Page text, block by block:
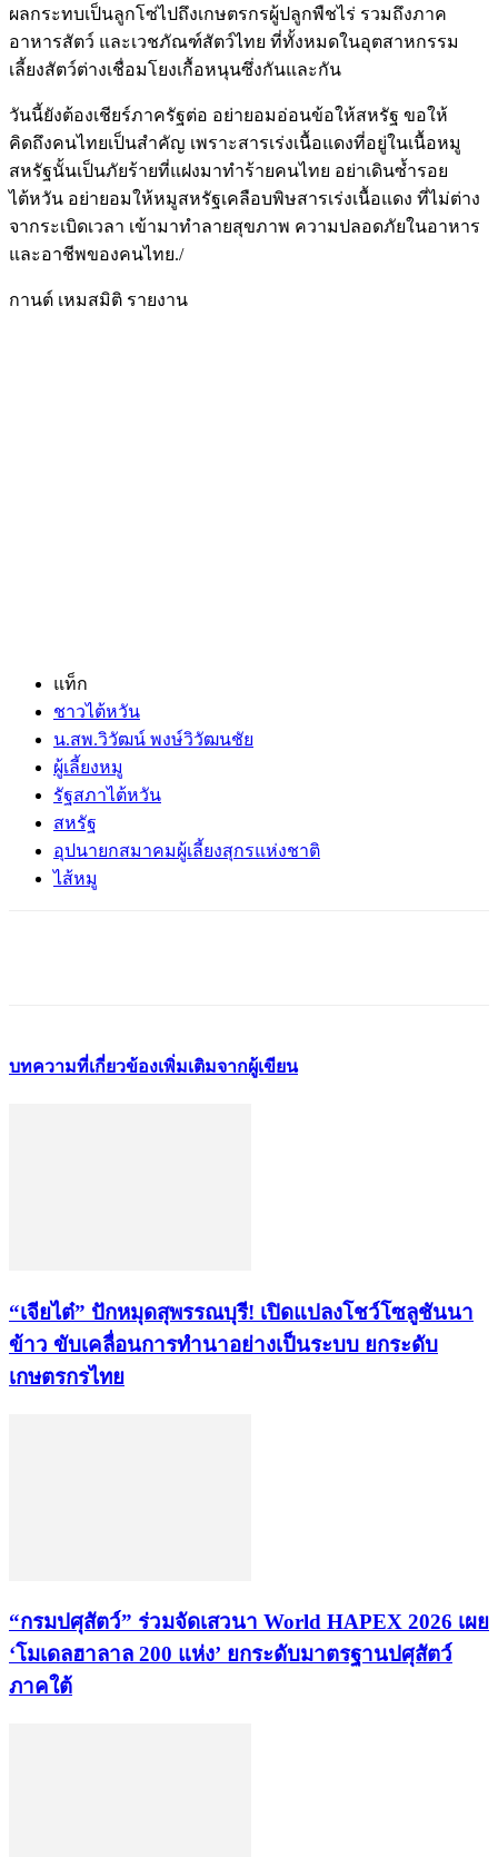
ผลกระทบเป็นลูกโซ่ไปถึงเกษตรกรผู้ปลูกพืชไร่ รวมถึงภาค
อาหารสัตว์ และเวชภัณฑ์สัตว์ไทย ที่ทั้งหมดในอุตสาหกรรม
เลี้ยงสัตว์ต่างเชื่อมโยงเกื้อหนุนซึ่งกันและกัน
วันนี้ยังต้องเชียร์ภาครัฐต่อ อย่ายอมอ่อนข้อให้สหรัฐ ขอให้
คิดถึงคนไทยเป็นสำคัญ เพราะสารเร่งเนื้อแดงที่อยู่ในเนื้อหมู
สหรัฐนั้นเป็นภัยร้ายที่แฝงมาทำร้ายคนไทย อย่าเดินซ้ำรอย
ไต้หวัน อย่ายอมให้หมูสหรัฐเคลือบพิษสารเร่งเนื้อแดง ที่ไม่ต่าง
จากระเบิดเวลา เข้ามาทำลายสุขภาพ ความปลอดภัยในอาหาร
และอาชีพของคนไทย./
กานต์ เหมสมิติ รายงาน
แท็ก
ชาวไต้หวัน
น.สพ.วิวัฒน์ พงษ์วิวัฒนชัย
ผู้เลี้ยงหมู
รัฐสภาไต้หวัน
สหรัฐ
อุปนายกสมาคมผู้เลี้ยงสุกรแห่งชาติ
ไส้หมู
บทความที่เกี่ยวข้องเพิ่มเติมจากผู้เขียน
“เจียไต๋” ปักหมุดสุพรรณบุรี! เปิดแปลงโชว์โซลูชันนา
ข้าว ขับเคลื่อนการทำนาอย่างเป็นระบบ ยกระดับ
เกษตรกรไทย
“กรมปศุสัตว์” ร่วมจัดเสวนา World HAPEX 2026 เผย
‘โมเดลฮาลาล 200 แห่ง’ ยกระดับมาตรฐานปศุสัตว์
ภาคใต้